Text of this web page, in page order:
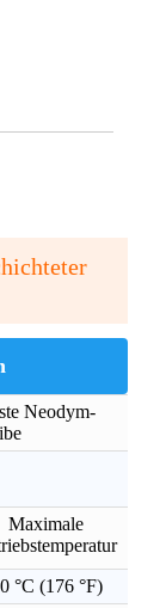
Neodym-
Maximale
°C (176 °F)